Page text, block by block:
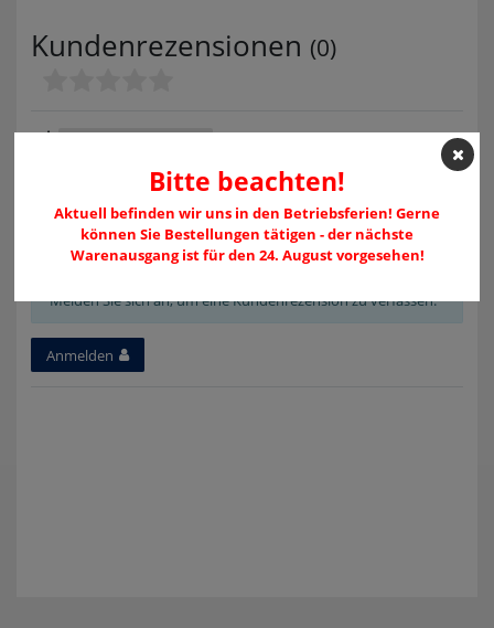
Kundenrezensionen (0)
5
0
0
0
Melden Sie sich an, um eine Kundenrezension zu verfassen.
Anmelden
Bitte beachten!
Aktuell befinden wir uns in den Betriebsferien! Gerne
können Sie Bestellungen tätigen - der nächste
Warenausgang ist für den 24. August vorgesehen!